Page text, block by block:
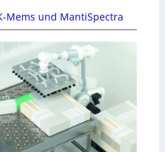
Mems und MantiSpectra